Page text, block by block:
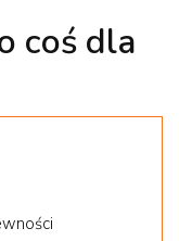
coś dla